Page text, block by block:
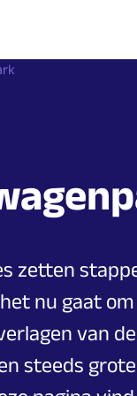
zetten
nu gaat
van
steeds